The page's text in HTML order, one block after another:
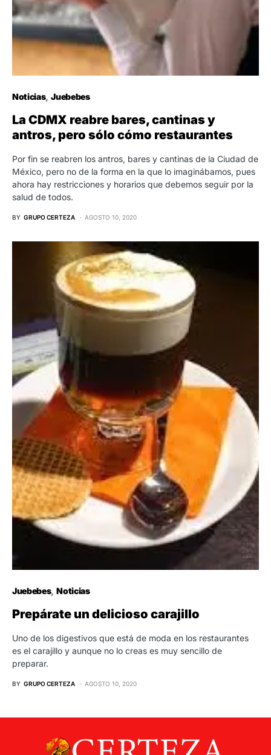
Noticias Juebebes
La CDMX reabre bares, cantinas y
antros, pero sólo cómo restaurantes
Por fin se reabren los antros, bares y cantinas de la Ciudad de
México, pero no de la forma en la que lo imaginábamos, pues
ahora hay restricciones y horarios que debemos seguir por la
salud de todos.
BY GRUPO CERTEZA AGOSTO 10, 2020
Juebebes Noticias
Prepárate un delicioso carajillo
Uno de los digestivos que está de moda en los restaurantes
es el carajillo y aunque no lo creas es muy sencillo de
preparar.
BY GRUPO CERTEZA AGOSTO 10, 2020